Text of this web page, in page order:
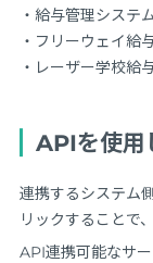
・給与管理システ
・フリーウェイ給
・レーザー学校給
APIを使用
連携するシステム
リックすることで
API連携可能なサー